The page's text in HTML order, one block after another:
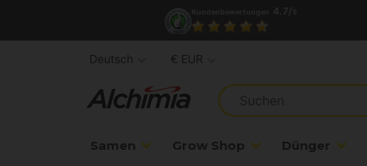
Samen Grow Shop Dünger
Deutsch € EUR